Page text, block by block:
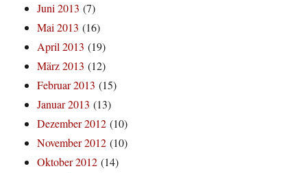
Juni 2013 (7)
Mai 2013 (16)
April 2013 (19)
März 2013 (12)
Februar 2013 (15)
Januar 2013 (13)
Dezember 2012 (10)
November 2012 (10)
Oktober 2012 (14)